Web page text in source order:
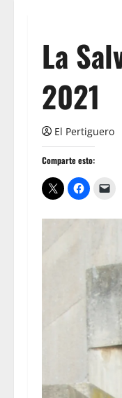
La
2021
El Pertiguero
Comparte esto: